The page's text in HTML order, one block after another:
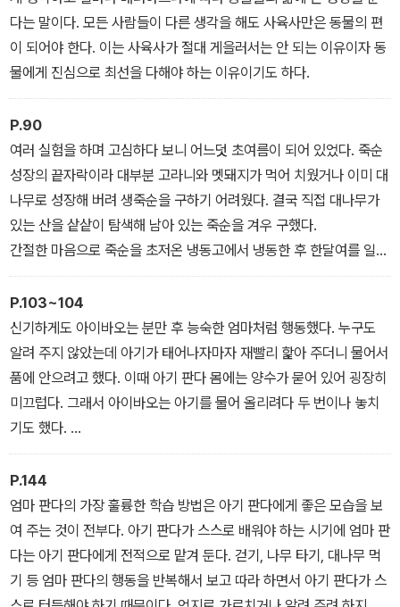
다는 말이다. 모든 사람들이 다른 생각을 해도 사육사만은 동물의 편
이 되어야 한다. 이는 사육사가 절대 게을러서는 안 되는 이유이자 동
물에게 진심으로 최선을 다해야 하는 이유이기도 하다.
P.90
여러 실험을 하며 고심하다 보니 어느덧 초여름이 되어 있었다. 죽순
성장의 끝자락이라 대부분 고라니와 멧돼지가 먹어 치웠거나 이미 대
나무로 성장해 버려 생죽순을 구하기 어려웠다. 결국 직접 대나무가
있는 산을 샅샅이 탐색해 남아 있는 죽순을 겨우 구했다.
간절한 마음으로 죽순을 초저온 냉동고에서 냉동한 후 한달여를 일반
냉동고에 보관했다. 한여름의 어느 날, 보관해 두었던 죽순을 흐르는
물에 해동해 아이바오에게 주었다.
맙소사! 잘 먹는다. 처음에는 간을 보듯 조심스레 냄새를 맡더니 맛있
게 먹었다. 감동이다! 맛있게 먹어 주는 아이바오도, 노력해서 방법을
찾은 나에게도 고마웠다.
P.103~104
신기하게도 아이바오는 분만 후 능숙한 엄마처럼 행동했다. 누구도
알려 주지 않았는데 아기가 태어나자마자 재빨리 핥아 주더니 물어서
품에 안으려고 했다. 이때 아기 판다 몸에는 양수가 묻어 있어 굉장히
미끄럽다. 그래서 아이바오는 아기를 물어 올리려다 두 번이나 놓치
기도 했다.
아이바오는 조심스럽게 아기를 물고 바닥에 앉으며 아기를 팔로 받쳐
감싸듯 가슴과 겨드랑이 사이에 순간적으로 숨겼다. 마치 병원 분만
실에서 갓 태어난 아기를 허우적거리지 않도록 싸개에 꽁꽁 싸매는
것처럼. 아이바오는 아기를 안고 나서야 안심이 되는 듯 거친 숨을 몰
아쉬었다. 아이바오는 그렇게 엄마가 되었다.
P.144
엄마 판다의 가장 훌륭한 학습 방법은 아기 판다에게 좋은 모습을 보
여 주는 것이 전부다. 아기 판다가 스스로 배워야 하는 시기에 엄마 판
다는 아기 판다에게 전적으로 맡겨 둔다. 걷기, 나무 타기, 대나무 먹
기 등 엄마 판다의 행동을 반복해서 보고 따라 하면서 아기 판다가 스